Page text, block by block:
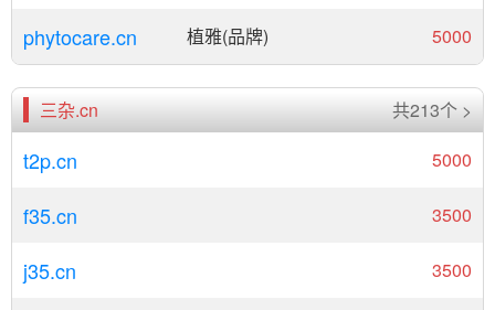
phytocare.cn 植雅(品牌) 5000
三杂.cn 共213个 >
t2p.cn 5000
f35.cn 3500
j35.cn 3500